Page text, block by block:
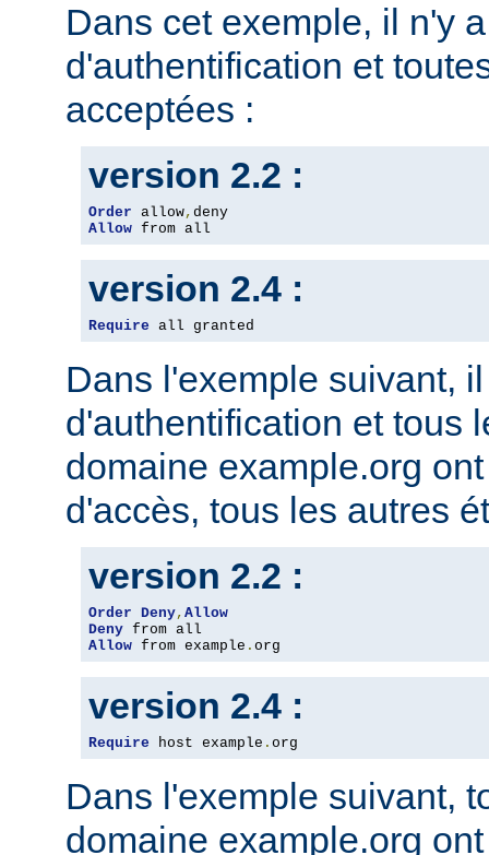
Dans cet exemple, il n'y
d'authentification et
acceptées :
version 2.2 :
Order allow,
Allow from all
version 2.4 :
Require all granted
Dans l'exemple suivant,
d'authentification et tous
domaine example.org
d'accès, tous les autres
version 2.2 :
Order Deny, Allow
Deny
Allow from example . org
version 2.4 :
Require host example . org
Dans l'exemple suivant,
domaine example.org